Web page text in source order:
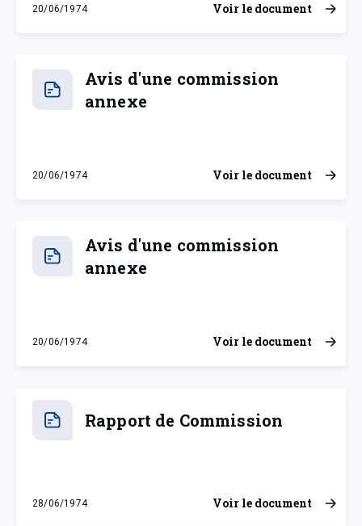
20/06/1974
jeudi 20 juin 1974
Voir le document
Avis d'une commission
annexe
20/06/1974
jeudi 20 juin 1974
Voir le document
Avis d'une commission
annexe
20/06/1974
jeudi 20 juin 1974
Voir le document
Rapport de Commission
28/06/1974
vendredi 28 juin 1974
Voir le document